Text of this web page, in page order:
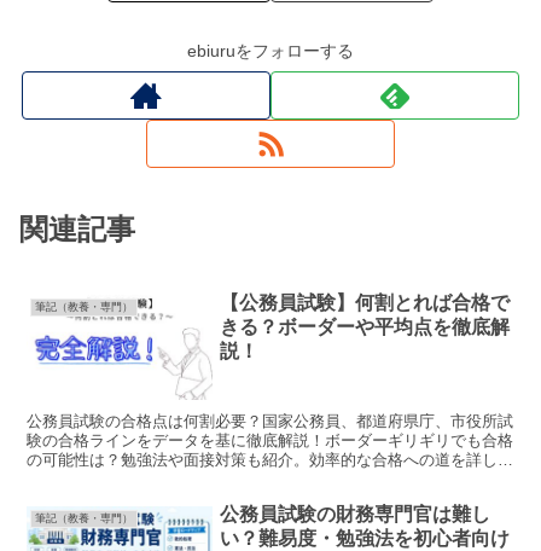
ebiuruをフォローする
関連記事
筆記（教養・専門）
【公務員試験】何割とれば合格で
きる？ボーダーや平均点を徹底解
説！
公務員試験の合格点は何割必要？国家公務員、都道府県庁、市役所試
験の合格ラインをデータを基に徹底解説！ボーダーギリギリでも合格
の可能性は？勉強法や面接対策も紹介。効率的な合格への道を詳しく
筆記（教養・専門）
公務員試験の財務専門官は難し
い？難易度・勉強法を初心者向け